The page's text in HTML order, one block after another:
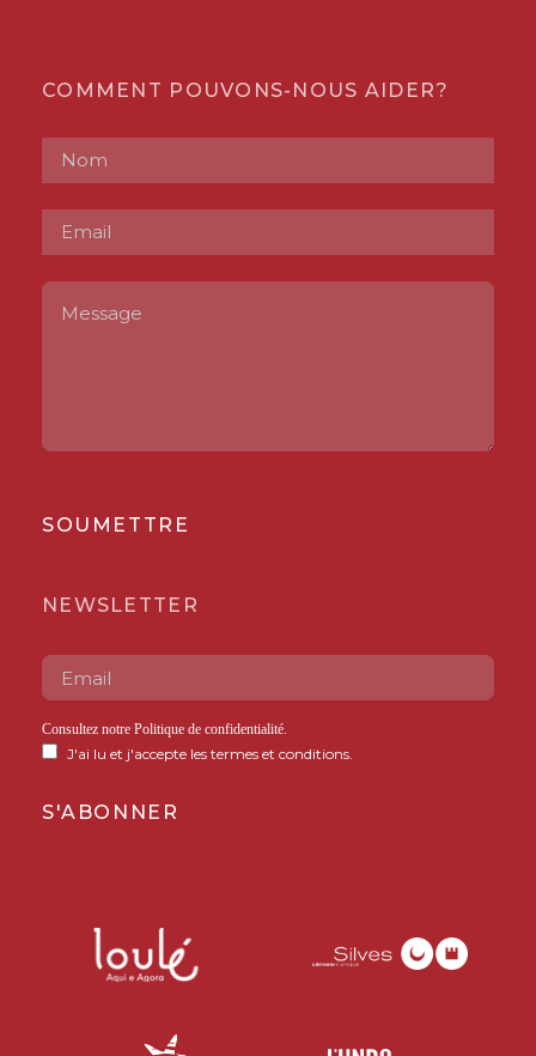
COMMENT POUVONS-NOUS AIDER?
SOUMETTRE
NEWSLETTER
Consultez notre Politique de confidentialité.
J'ai lu et j'accepte les termes et conditions.